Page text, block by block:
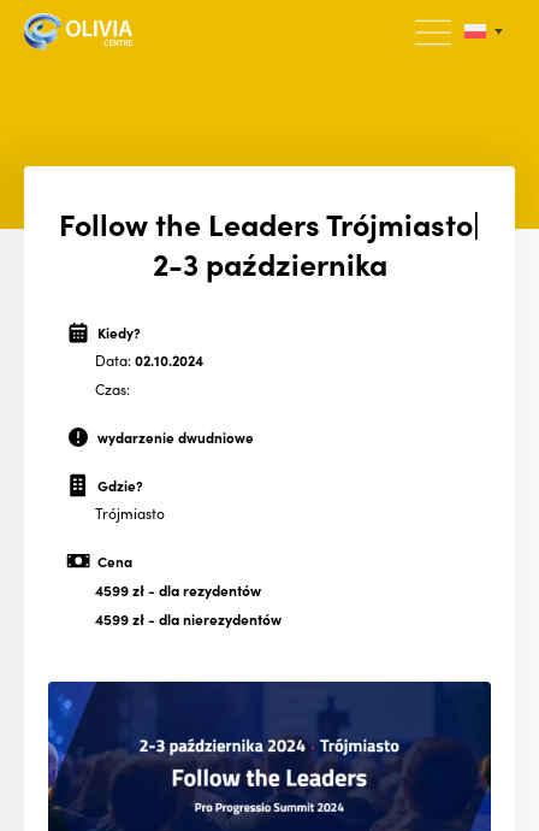
Follow the Leaders Trójmiasto|
2-3 października
Kiedy?
Data:02.10.2024
Czas:
wydarzenie dwudniowe
Gdzie?
Trójmiasto
Cena
4599 zł- dla rezydentów
4599 zł- dla nierezydentów